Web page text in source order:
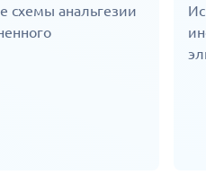
анальгезии